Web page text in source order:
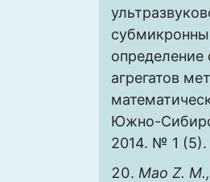
агрегатов
Южно-
2014. № 1 (5).
Mao Z.